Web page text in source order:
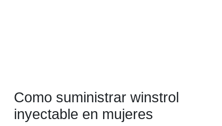
Como suministrar winstrol
inyectable en mujeres